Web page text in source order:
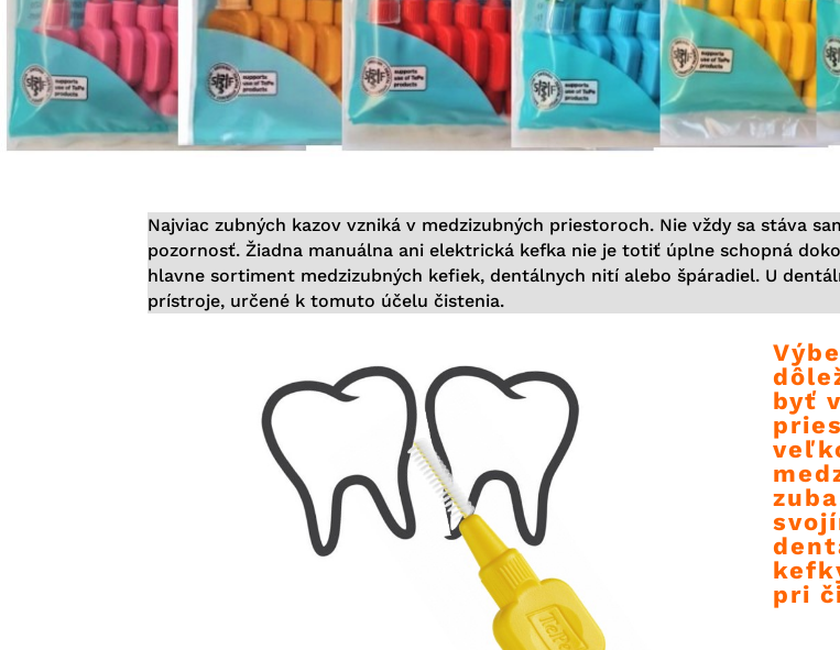
Najviac zubných kazov vzniká v medzizubných priestoroch. Nie vždy sa stáva
pozornosť. Žiadna manuálna ani elektrická kefka nie je totiť úplne schopná
hlavne sortiment medzizubných kefiek, dentálnych nití alebo špáradiel. U
prístroje, určené k tomuto účelu čistenia.
byť
pri